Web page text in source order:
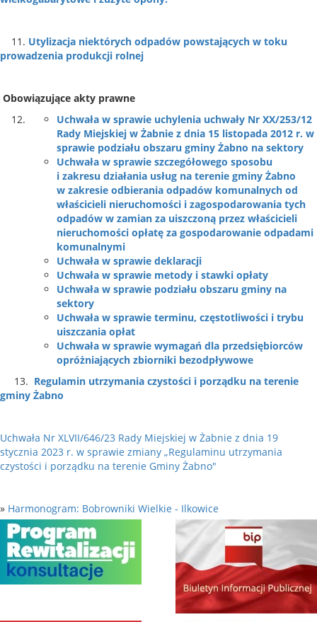
11. Utylizacja niektórych odpadów powstających w toku
prowadzenia produkcji rolnej
Obowiązujące akty prawne
Uchwała w sprawie uchylenia uchwały Nr XX/253/12
Rady Miejskiej w Żabnie z dnia 15 listopada 2012 r. w
sprawie podziału obszaru gminy Żabno na sektory
Uchwała w sprawie szczegółowego sposobu
i zakresu działania usług na terenie gminy Żabno
w zakresie odbierania odpadów komunalnych od
właścicieli nieruchomości i zagospodarowania tych
odpadów w zamian za uiszczoną przez właścicieli
nieruchomości opłatę za gospodarowanie odpadami
komunalnymi
Uchwała w sprawie deklaracji
Uchwała w sprawie metody i stawki opłaty
Uchwała w sprawie podziału obszaru gminy na
sektory
Uchwała w sprawie terminu, częstotliwości i trybu
uiszczania opłat
Uchwała w sprawie wymagań dla przedsiębiorców
opróżniających zbiorniki bezodpływowe
13. Regulamin utrzymania czystości i porządku na terenie
gminy Żabno
Uchwała Nr XLVII/646/23 Rady Miejskiej w Żabnie z dnia 19
stycznia 2023 r. w sprawie zmiany „Regulaminu utrzymania
czystości i porządku na terenie Gminy Żabno"
» Harmonogram: Bobrowniki Wielkie - Ilkowice